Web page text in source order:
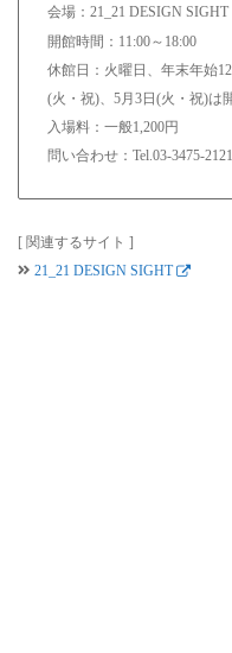
会場：21_21 DESIGN
開館時間：11:00～18:00
休館日：火曜日、年末年始
(火・祝)、5月3日(火・祝)は
入場料：一般1,200円
問い合わせ：Tel.03-3475-2121
[ 関連するサイト ]
21_21 DESIGN SIGHT